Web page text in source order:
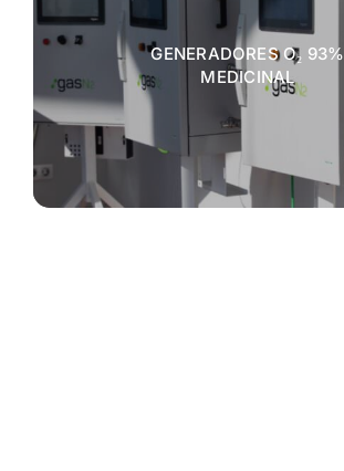
GENERADORES O₂ 93%
MEDICINAL